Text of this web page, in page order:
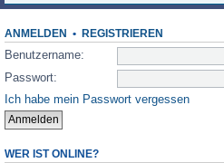
ANMELDEN • REGISTRIEREN
Benutzername:
Passwort:
Ich habe mein Passwort vergessen
WER IST ONLINE?